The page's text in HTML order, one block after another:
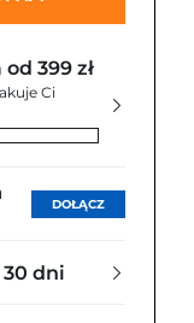
399 zł
Ci
DOŁĄCZ
30 dni